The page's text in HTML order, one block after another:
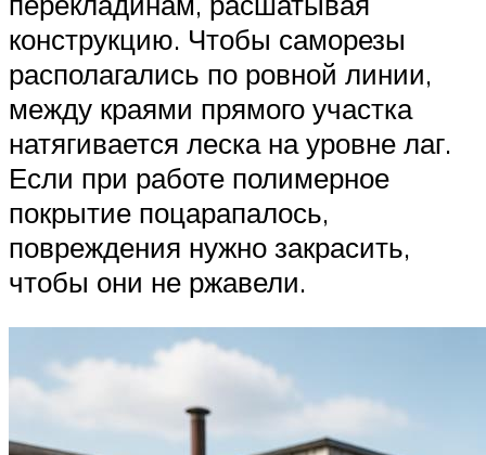
конструкцию. Чтобы саморезы
располагались по ровной линии,
между краями прямого участка
натягивается леска на уровне лаг.
Если при работе полимерное
покрытие поцарапалось,
повреждения нужно закрасить,
чтобы они не ржавели.